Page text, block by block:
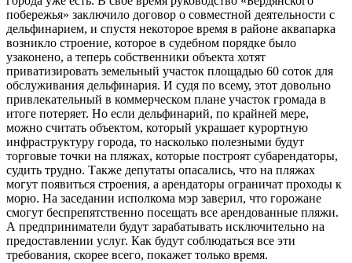
побережья» заключило договор о совместной деятельности с
дельфинарием, и спустя некоторое время в районе аквапарка
возникло строение, которое в судебном порядке было
узаконено, а теперь собственники объекта хотят
приватизировать земельный участок площадью 60 соток для
обслуживания дельфинария. И судя по всему, этот довольно
привлекательный в коммерческом плане участок громада в
итоге потеряет. Но если дельфинарий, по крайней мере,
можно считать объектом, который украшает курортную
инфраструктуру города, то насколько полезными будут
торговые точки на пляжах, которые построят субарендаторы,
судить трудно. Также депутаты опасались, что на пляжах
могут появиться строения, а арендаторы ограничат проходы к
морю. На заседании исполкома мэр заверил, что горожане
смогут беспрепятственно посещать все арендованные пляжи.
А предприниматели будут зарабатывать исключительно на
предоставлении услуг. Как будут соблюдаться все эти
требования, скорее всего, покажет только время.